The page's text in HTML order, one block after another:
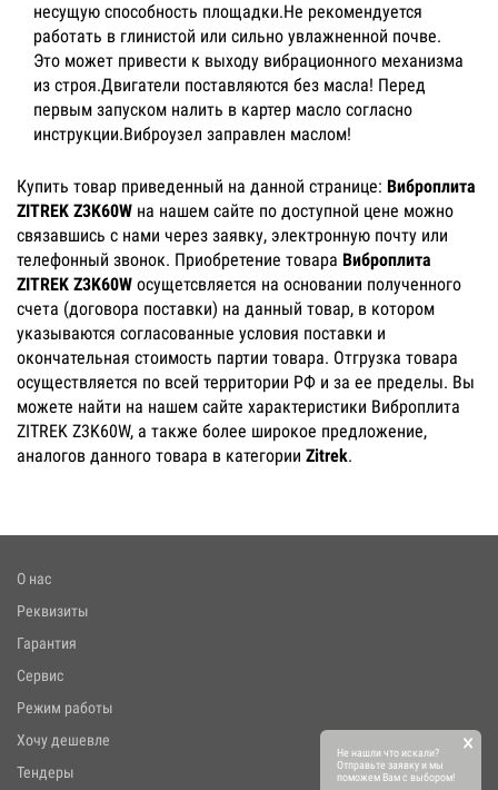
несущую способность площадки.Не рекомендуется
работать в глинистой или сильно увлажненной почве.
Это может привести к выходу вибрационного механизма
из строя.Двигатели поставляются без масла! Перед
первым запуском налить в картер масло согласно
инструкции.Виброузел заправлен маслом!
Купить товар приведенный на данной странице: Виброплита
ZITREK Z3K60W на нашем сайте по доступной цене можно
связавшись с нами через заявку, электронную почту или
телефонный звонок. Приобретение товара Виброплита
ZITREK Z3K60W осущетсвляется на основании полученного
счета (договора поставки) на данный товар, в котором
указываются согласованные условия поставки и
окончательная стоимость партии товара. Отгрузка товара
осуществляется по всей территории РФ и за ее пределы. Вы
можете найти на нашем сайте характеристики Виброплита
ZITREK Z3K60W, а также более широкое предложение,
аналогов данного товара в категории Zitrek.
О нас
Реквизиты
Гарантия
Сервис
Режим работы
Хочу дешевле
Тендеры
Не нашли что искали?
Отправьте заявку и мы
поможем Вам с выбором!
×